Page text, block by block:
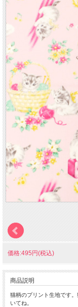
価格:495円(税込)
商品説明
猫柄のプリント生地です
いてね。